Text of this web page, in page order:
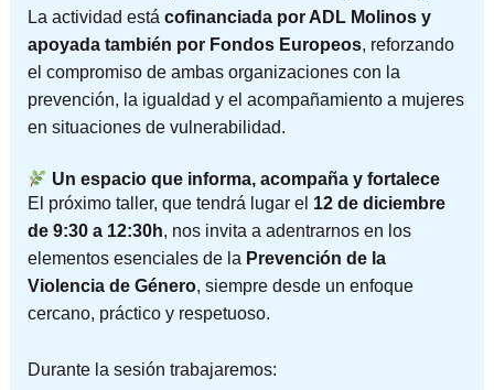
La actividad está cofinanciada por ADL Molinos y
apoyada también por Fondos Europeos, reforzando
el compromiso de ambas organizaciones con la
prevención, la igualdad y el acompañamiento a mujeres
en situaciones de vulnerabilidad.
Un espacio que informa, acompaña y fortalece
El próximo taller, que tendrá lugar el 12 de diciembre
de 9:30 a 12:30h, nos invita a adentrarnos en los
elementos esenciales de la Prevención de la
Violencia de Género, siempre desde un enfoque
cercano, práctico y respetuoso.
Durante la sesión trabajaremos: